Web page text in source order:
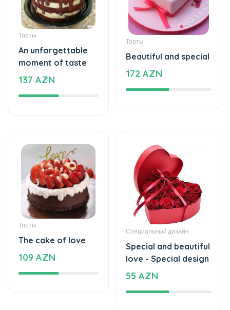
Торты
An unforgettable
moment of taste
137 AZN
Торты
Beautiful and special
172 AZN
Торты
The cake of love
109 AZN
Специальный дизайн
Special and beautiful
love - Special design
55 AZN